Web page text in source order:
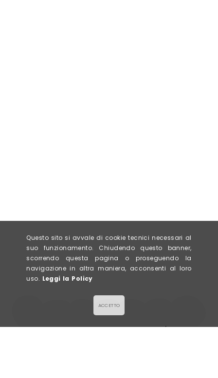
LA GALETTE
Via Civerchi 63/65,
Questo sito si avvale di cookie tecnici necessari al
suo funzionamento. Chiudendo questo banner,
scorrendo questa pagina o proseguendo la
navigazione in altra maniera, acconsenti al loro
uso. Leggi la Policy
ACCETTO